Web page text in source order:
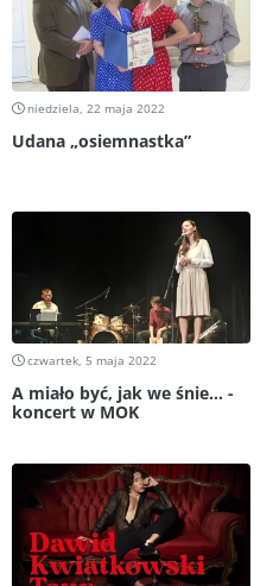
niedziela, 22 maja 2022
Udana „osiemnastka”
czwartek, 5 maja 2022
A miało być, jak we śnie... -
koncert w MOK